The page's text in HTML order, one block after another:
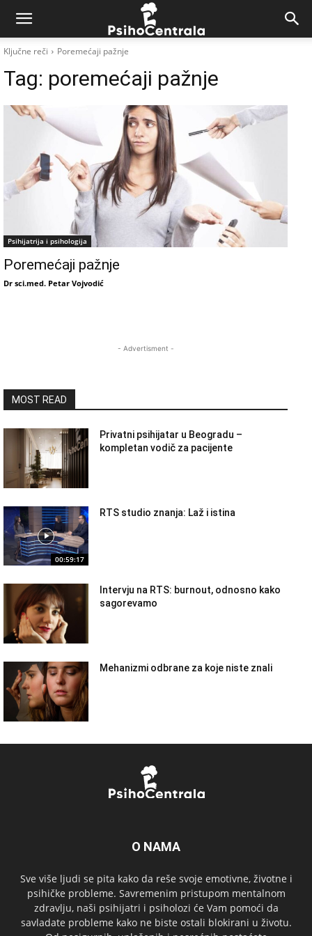
Ključne reči Poremećaji pažnje
Tag: poremećaji pažnje
Psihijatrija i psihologija
Poremećaji pažnje
Dr sci.med. Petar Vojvodić
- Advertisment -
MOST READ
Privatni psihijatar u Beogradu –
kompletan vodič za pacijente
00:59:17
RTS studio znanja: Laž i istina
Intervju na RTS: burnout, odnosno kako
sagorevamo
Mehanizmi odbrane za koje niste znali
O NAMA
Sve više ljudi se pita kako da reše svoje emotivne, životne i
psihičke probleme. Savremenim pristupom mentalnom
zdravlju, naši psihijatri i psiholozi će Vam pomoći da
savladate probleme kako ne biste ostali blokirani u životu.